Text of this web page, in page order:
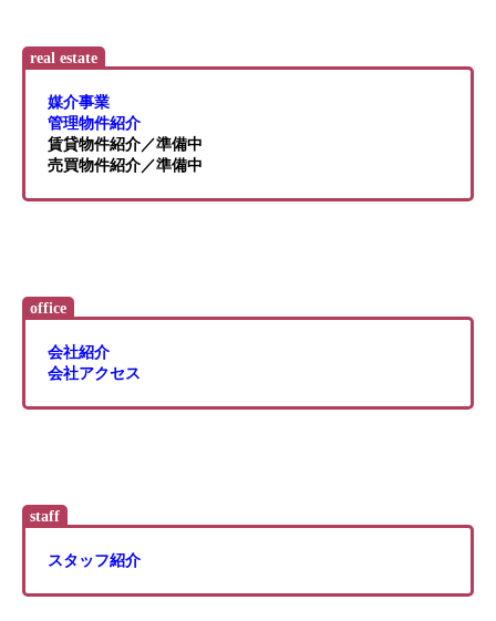
real estate
媒介事業
管理物件紹介
賃貸物件紹介／準備中
売買物件紹介／準備中
office
会社紹介
会社アクセス
staff
スタッフ紹介